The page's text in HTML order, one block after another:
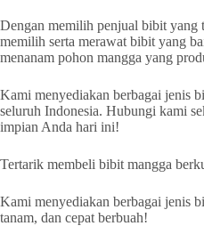
Dengan memilih penjual bibit yang
memilih serta merawat bibit yang
menanam pohon mangga yang
Kami menyediakan berbagai jenis
seluruh Indonesia. Hubungi kami
impian Anda hari ini!
Tertarik membeli bibit mangga
Kami menyediakan berbagai jenis
tanam, dan cepat berbuah!